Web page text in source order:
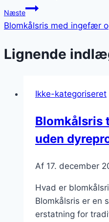
Næste
Blomkålsris med ingefær
Lignende
Ikke-kategoriseret
Blomkålsris
uden
Af 17. december
Hvad er
Blomkålsris er en
erstatning for